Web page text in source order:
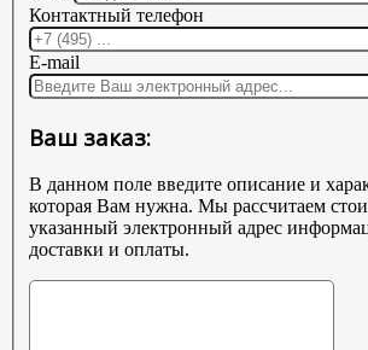
Контактный телефон
E-mail
Ваш заказ:
В данном поле введите описание и
которая Вам нужна. Мы рассчитаем
указанный электронный адрес
доставки и оплаты.